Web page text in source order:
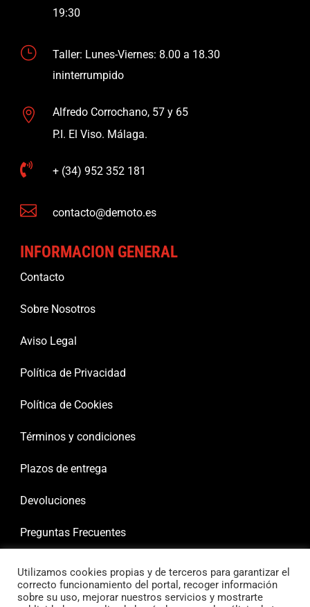
19:30
}
Taller: Lunes-Viernes: 8.00 a 18.30
ininterrumpido

Alfredo Corrochano, 57 y 65
P.I. El Viso. Málaga.
 + (34) 952 352 181
 contacto@demoto.es
INFORMACION GENERAL
Contacto
Sobre Nosotros
Aviso Legal
Política de Privacidad
Política de Cookies
Términos y condiciones
Plazos de entrega
Devoluciones
Preguntas Frecuentes
Utilizamos cookies propias y de terceros para garantizar el
correcto funcionamiento del portal, recoger información
sobre su uso, mejorar nuestros servicios y mostrarte